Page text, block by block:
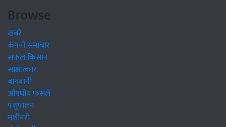
Browse
खबरें
कंपनी समाचार
सफल किसान
साक्षात्कार
बागवानी
औषधीय फसलें
पशुपालन
मशीनरी